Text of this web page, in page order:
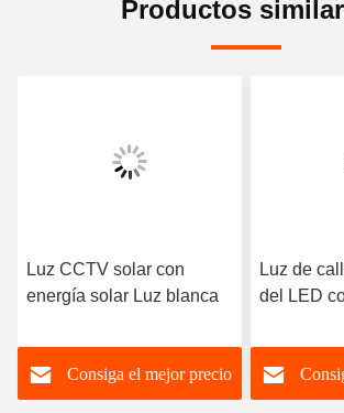
Productos
Luz CCTV solar con
energía solar Luz blanca
Consiga el mejor precio
Luz de
del LED
CCTV 8-